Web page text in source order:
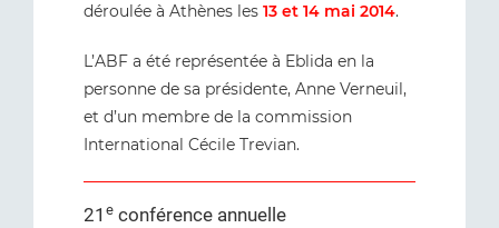
déroulée à Athènes les 13 et 14 mai 2014.
L’ABF a été représentée à Eblida en la
personne de sa présidente, Anne Verneuil,
et d’un membre de la commission
International Cécile Trevian.
21 e conférence annuelle